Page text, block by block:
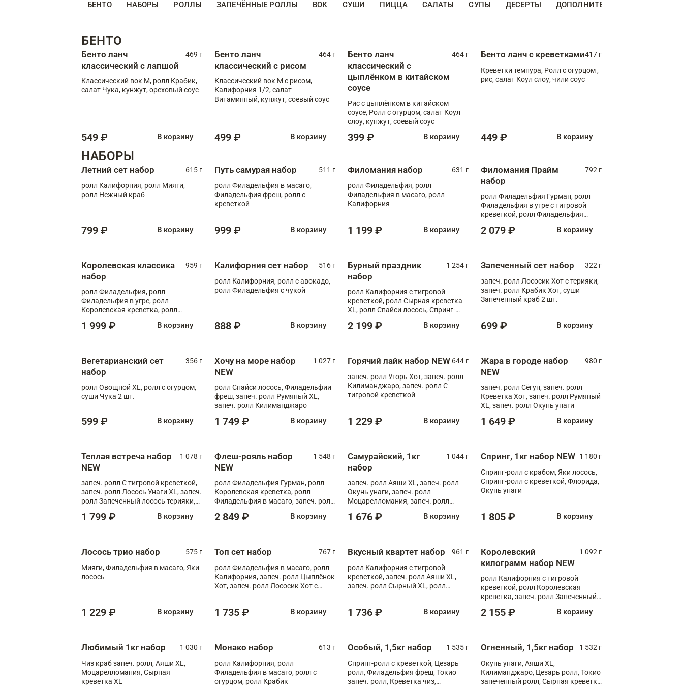
БЕНТО НАБОРЫ РОЛЛЫ ЗАПЕЧЁННЫЕ РОЛЛЫ ВОК СУШИ ПИЦЦА САЛАТЫ СУПЫ ДЕСЕРТЫ ДОПОЛНИТЕЛЬНО
БЕНТО
Бенто ланч
классический с лапшой
469 г
Классический вок М, ролл Крабик,
салат Чука, кунжут, ореховый соус
549 ₽ В корзину
Бенто ланч
классический с рисом
464 г
Классический вок М с рисом,
Калифорния 1/2, салат
Витаминный, кунжут, соевый соус
499 ₽ В корзину
Бенто ланч
классический с
цыплёнком в китайском
соусе
464 г
Рис с цыплёнком в китайском
соусе, Ролл с огурцом, салат Коул
слоу, кунжут, соевый соус
399 ₽ В корзину
Бенто ланч с креветками417 г
Креветки темпура, Ролл с огурцом ,
рис, салат Коул слоу, чили соус
449 ₽ В корзину
НАБОРЫ
Летний сет набор
615 г
ролл Калифорния, ролл Мияги,
ролл Нежный краб
799 ₽ В корзину
Путь самурая набор
511 г
ролл Филадельфия в масаго,
Филадельфия фреш, ролл с
креветкой
999 ₽ В корзину
Филомания набор
631 г
ролл Филадельфия, ролл
Филадельфия в масаго, ролл
Калифорния
1 199 ₽ В корзину
Филомания Прайм
набор
792 г
ролл Филадельфия Гурман, ролл
Филадельфия в угре с тигровой
креветкой, ролл Филадельфия
2 079 ₽ В корзину
Королевская классика
набор
959 г
ролл Филадельфия, ролл
Филадельфия в угре, ролл
Королевская креветка, ролл
1 999 ₽ В корзину
Калифорния сет набор
516 г
ролл Калифорния, ролл с авокадо,
ролл Филадельфия с чукой
888 ₽ В корзину
Бурный праздник
набор
1 254 г
ролл Калифорния с тигровой
креветкой, ролл Сырная креветка
XL, ролл Спайси лосось, Спринг-
Медовая креветка
2 199 ₽ В корзину
Запеченный сет набор
322 г
запеч. ролл Лососик Хот с терияки,
запеч. ролл Крабик Хот, суши
Запеченный краб 2 шт.
699 ₽ В корзину
Вегетарианский сет
набор
356 г
ролл Овощной XL, ролл с огурцом,
суши Чука 2 шт.
599 ₽ В корзину
Хочу на море набор
NEW
1 027 г
ролл Спайси лосось, Филадельфии
фреш, запеч. ролл Румяный XL,
запеч. ролл Килиманджаро
1 749 ₽ В корзину
Горячий лайк набор NEW 644 г
запеч. ролл Угорь Хот, запеч. ролл
Килиманджаро, запеч. ролл С
тигровой креветкой
1 229 ₽ В корзину
Жара в городе набор
NEW
980 г
запеч. ролл Сёгун, запеч. ролл
Креветка Хот, запеч. ролл Румяный
XL, запеч. ролл Окунь унаги
1 649 ₽ В корзину
Теплая встреча набор
NEW
1 078 г
запеч. ролл С тигровой креветкой,
запеч. ролл Лосось Унаги XL, запеч.
ролл Запеченный лосось терияки,
1 799 ₽ В корзину
Флеш-рояль набор
NEW
1 548 г
ролл Филадельфия Гурман, ролл
Королевская креветка, ролл
Филадельфия в масаго, запеч. ролл
Тигровая креветка с моцареллой,
2 849 ₽ В корзину
Самурайский, 1кг
набор
1 044 г
запеч. ролл Аяши XL, запеч. ролл
Окунь унаги, запеч. ролл
Моцарелломания, запеч. ролл
1 676 ₽ В корзину
Спринг, 1кг набор NEW 1 180 г
Спринг-ролл с крабом, Яки лосось,
Спринг-ролл с креветкой, Флорида,
Окунь унаги
1 805 ₽ В корзину
Лосось трио набор
575 г
Мияги, Филадельфия в масаго, Яки
лосось
1 229 ₽ В корзину
Топ сет набор
767 г
ролл Филадельфия в масаго, ролл
Калифорния, запеч. ролл Цыплёнок
Хот, запеч. ролл Лососик Хот с
1 735 ₽ В корзину
Вкусный квартет набор
961 г
ролл Калифорния с тигровой
креветкой, запеч. ролл Аяши XL,
запеч. ролл Сырный XL, ролл
1 736 ₽ В корзину
Королевский
килограмм набор NEW
1 092 г
ролл Калифорния с тигровой
креветкой, ролл Королевская
креветка, запеч. ролл Запеченный
XL, запеч. ролл Крабик Хот
2 155 ₽ В корзину
Любимый 1кг набор
1 030 г
Чиз краб запеч. ролл, Аяши XL,
Моцарелломания, Сырная
креветка XL
Монако набор
613 г
ролл Калифорния, ролл
Филадельфия в масаго, ролл с
огурцом, ролл Крабик
Особый, 1,5кг набор
1 535 г
Спринг-ролл с креветкой, Цезарь
ролл, Филадельфия фреш, Токио
запеч. ролл, Креветка чиз,
Огненный, 1,5кг набор
1 532 г
Окунь унаги, Аяши XL,
Килиманджаро, Цезарь ролл, Токио
запеченный ролл, Сырная креветка